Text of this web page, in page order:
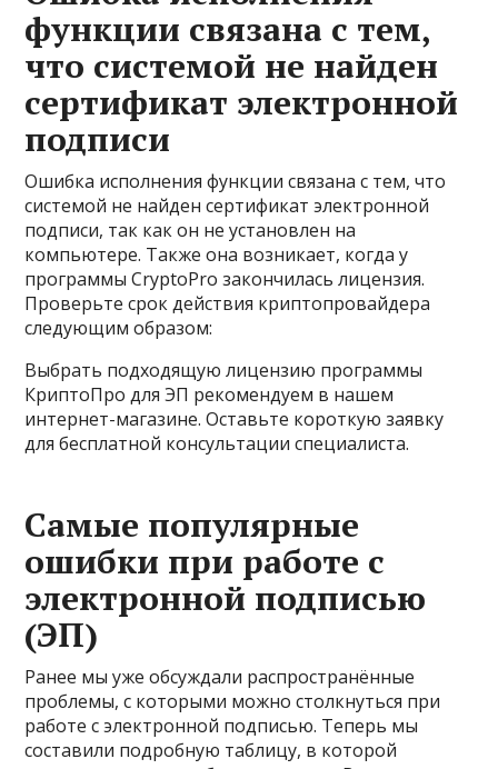
функции связана с тем,
что системой не найден
сертификат электронной
подписи
Ошибка исполнения функции связана с тем, что
системой не найден сертификат электронной
подписи, так как он не установлен на
компьютере. Также она возникает, когда у
программы CryptoPro закончилась лицензия.
Проверьте срок действия криптопровайдера
следующим образом:
Выбрать подходящую лицензию программы
КриптоПро для ЭП рекомендуем в нашем
интернет-магазине. Оставьте короткую заявку
для бесплатной консультации специалиста.
Самые популярные
ошибки при работе с
электронной подписью
(ЭП)
Ранее мы уже обсуждали распространённые
проблемы, с которыми можно столкнуться при
работе с электронной подписью. Теперь мы
составили подробную таблицу, в которой